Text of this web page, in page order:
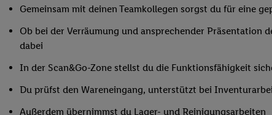
Gemeinsam mit deinen Teamkollegen sorgst du für eine
Ob bei der Verräumung und ansprechender Präsentation
dabei
In der Scan&Go-Zone stellst du die Funktionsfähigkeit
Du prüfst den Wareneingang, unterstützt bei
Außerdem übernimmst du Lager- und Reinigungsarbeiten